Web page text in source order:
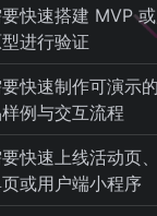
快速搭建 MVP
进行验证
快速制作可演示
例与交互流程
快速上线活动页
或用户端小程序